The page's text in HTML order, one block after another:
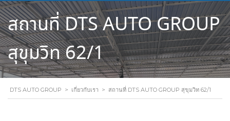
สถานที่ DTS AUTO GROUP
สุขุมวิท 62/1
DTS AUTO GROUP > เกี่ยวกับเรา > สถานที่ DTS AUTO GROUP สุขุมวิท 62/1